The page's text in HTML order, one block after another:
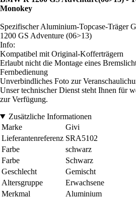
Monokey
Spezifischer Aluminium-Topcase-Träger
1200 GS Adventure (06>13)
Info:
Kompatibel mit Original-Kofferträgern
Erlaubt nicht die Montage eines
Fernbedienung
Unverbindliches Foto zur
Unser technischer Dienst steht Ihnen für
zur Verfügung.
Zusätzliche Informationen
Marke
Givi
Lieferantenreferenz SRA5102
Farbe
schwarz
Farbe
Schwarz
Geschlecht
Gemischt
Altersgruppe
Erwachsene
Merkmal
Aluminium